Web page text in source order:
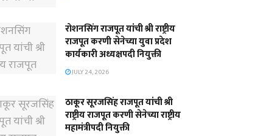
रोशनसिंग राजपूत यांची श्री राष्ट्रीय
राजपूत करणी सेनेच्या युवा प्रदेश
कार्यकारी अध्यक्षपदी नियुक्ती
JULY 24, 2026
ठाकूर सूरजसिंह राजपूत यांची श्री
राष्ट्रीय राजपूत करणी सेनेच्या राष्ट्रीय
महामंत्रीपदी नियुक्ती